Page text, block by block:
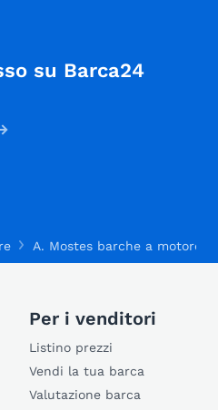
su Barca24
A. Mostes barche a motore
Per i venditori
Listino prezzi
Vendi la tua barca
Valutazione barca